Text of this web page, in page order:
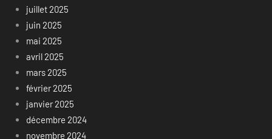
juillet 2025
juin 2025
mai 2025
avril 2025
mars 2025
février 2025
janvier 2025
décembre 2024
novembre 2024